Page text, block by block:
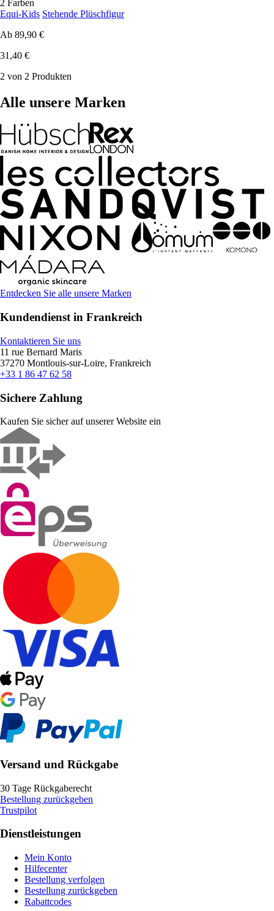
2 Farben
Equi-Kids Stehende Plüschfigur
Ab 89,90 €
31,40 €
2 von 2 Produkten
Alle unsere Marken
Entdecken Sie alle unsere Marken
Kundendienst in Frankreich
Kontaktieren Sie uns
11 rue Bernard Maris
37270 Montlouis-sur-Loire, Frankreich
+33 1 86 47 62 58
Sichere Zahlung
Kaufen Sie sicher auf unserer Website ein
Versand und Rückgabe
30 Tage Rückgaberecht
Bestellung zurückgeben
Trustpilot
Dienstleistungen
Mein Konto
Hilfecenter
Bestellung verfolgen
Bestellung zurückgeben
Rabattcodes